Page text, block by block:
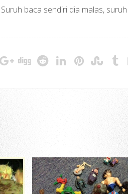
baca sendiri dia malas,